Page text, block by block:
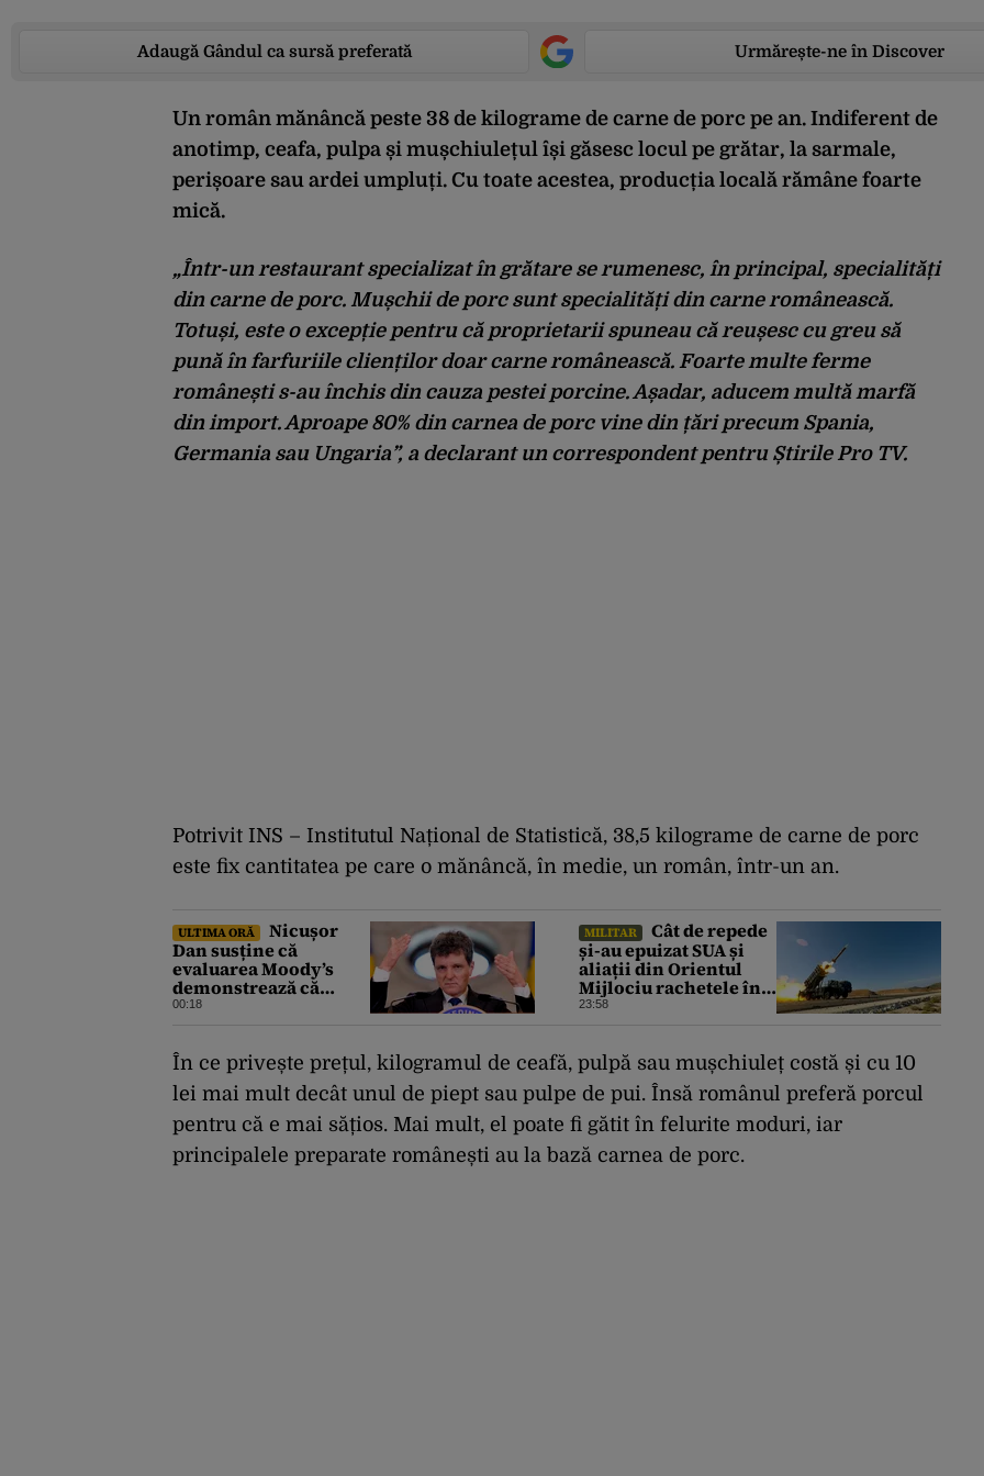
Adaugă Gândul ca sursă preferată Urmărește-ne în Discover
Un român mănâncă peste 38 de kilograme de carne de porc pe an. Indiferent de
anotimp, ceafa, pulpa și mușchiulețul își găsesc locul pe grătar, la sarmale,
perișoare sau ardei umpluți. Cu toate acestea, producția locală rămâne foarte
mică.
„Într-un restaurantspecializat în grătareserumenesc, în principal, specialități
din carne de porc. Mușchiide porcsuntspecialitățidin carneromânească.
Totuși, esteo excepție pentru că proprietarii spuneau că reușesccu greu să
pună în farfuriile clienților doarcarneromânească. Foarte multe ferme
româneștis-auînchisdin cauza pesteiporcine.Așadar, aducem multă marfă
din import.Aproape80% din carnea de porcvine din țăriprecum Spania,
Germania sau Ungaria”, a declarant un correspondent pentru ȘtirilePro TV.
Potrivit INS – Institutul Național de Statistică, 38,5 kilograme de carne de porc
este fix cantitatea pe care o mănâncă, în medie, un român, într-un an.
ULTIMA ORĂ
Nicușor
Dan susține că
evaluarea Moody’s
demonstrează că
România a făcut pașii
investitorilor: „Totuși,
perspectiva rămâne
rezervată”
00:18
MILITAR
Cât de repede
și-au epuizat SUA și
aliații din Orientul
Mijlociu rachetele în
conflictul cu Iranul
23:58
În ce privește prețul, kilogramul de ceafă, pulpă sau mușchiuleț costă și cu 10
lei mai mult decât unul de piept sau pulpe de pui. Însă românul preferă porcul
pentru că e mai sățios. Mai mult, el poate fi gătit în felurite moduri, iar
principalele preparate românești au la bază carnea de porc.